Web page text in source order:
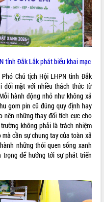
tỉnh Đắk Lắk phát biểu khai mạc
Chủ tịch Hội LHPN tỉnh Đắk
đối mặt với nhiều thách thức từ
hành động nhỏ như không xả
gom pin cũ đúng quy định hay
nên những thay đổi tích cực cho
không phải là trách nhiệm
cần sự chung tay của toàn xã
những thói quen sống xanh
để hướng tới sự phát triển